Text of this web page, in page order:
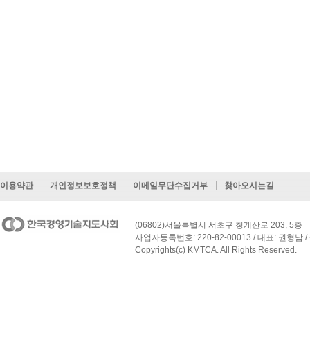
이용약관 개인정보보호정책 이메일무단수집거부 찾아오시는길
(06802)서울특별시 서초구 청계산로 203, 5층
사업자등록번호: 220-82-00013 / 대표: 권형남
Copyrights(c) KMTCA. All Rights Reserved.